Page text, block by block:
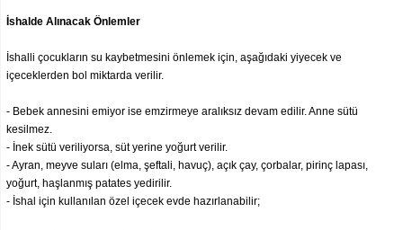
İshalde Alınacak Önlemler
İshalli çocukların su kaybetmesini önlemek için, aşağıdaki yiyecek ve
içeceklerden bol miktarda verilir.
- Bebek annesini emiyor ise emzirmeye aralıksız devam edilir. Anne sütü
kesilmez.
- İnek sütü veriliyorsa, süt yerine yoğurt verilir.
- Ayran, meyve suları (elma, şeftali, havuç), açık çay, çorbalar, pirinç lapası,
yoğurt, haşlanmış patates yedirilir.
- İshal için kullanılan özel içecek evde hazırlanabilir;